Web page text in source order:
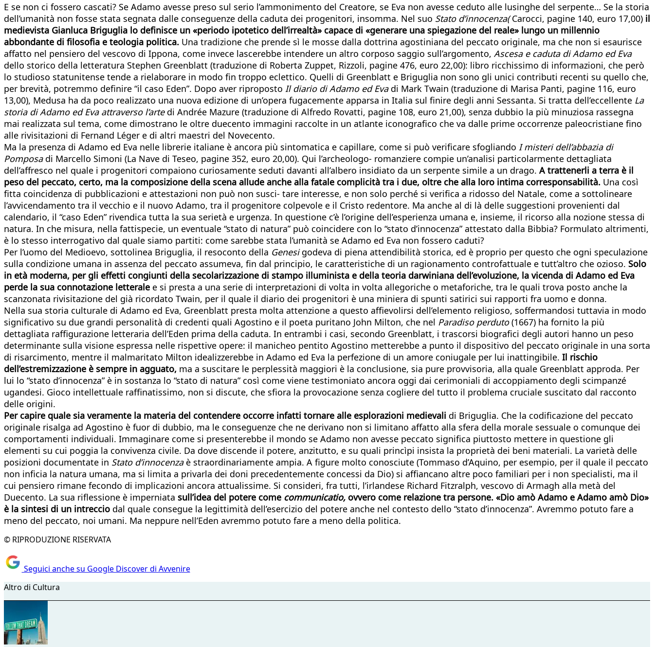
E se non ci fossero cascati? Se Adamo avesse preso sul serio l’ammonimento del Creatore, se Eva non avesse ceduto alle lusinghe del serpente… Se la storia
dell’umanità non fosse stata segnata dalle conseguenze della caduta dei progenitori, insomma. Nel suo Stato d’innocenza(Carocci, pagine 140, euro 17,00) il
medievista Gianluca Briguglia lo definisce un «periodo ipotetico dell’irrealtà» capace di «generare una spiegazione del reale» lungo un millennio
abbondante di filosofia e teologia politica. Una tradizione che prende sì le mosse dalla dottrina agostiniana del peccato originale, ma che non si esaurisce
affatto nel pensiero del vescovo di Ippona, come invece lascerebbe intendere un altro corposo saggio sull’argomento, Ascesa e caduta di Adamo ed Eva
dello storico della letteratura Stephen Greenblatt (traduzione di Roberta Zuppet, Rizzoli, pagine 476, euro 22,00): libro ricchissimo di informazioni, che però
lo studioso statunitense tende a rielaborare in modo fin troppo eclettico. Quelli di Greenblatt e Briguglia non sono gli unici contributi recenti su quello che,
per brevità, potremmo definire “il caso Eden”. Dopo aver riproposto Il diario di Adamo ed Evadi Mark Twain (traduzione di Marisa Panti, pagine 116, euro
13,00), Medusa ha da poco realizzato una nuova edizione di un’opera fugacemente apparsa in Italia sul finire degli anni Sessanta. Si tratta dell’eccellente La
storia di Adamo ed Eva attraverso l’artedi Andrée Mazure (traduzione di Alfredo Rovatti, pagine 108, euro 21,00), senza dubbio la più minuziosa rassegna
mai realizzata sul tema, come dimostrano le oltre duecento immagini raccolte in un atlante iconografico che va dalle prime occorrenze paleocristiane fino
alle rivisitazioni di Fernand Léger e di altri maestri del Novecento.
Ma la presenza di Adamo ed Eva nelle librerie italiane è ancora più sintomatica e capillare, come si può verificare sfogliando I misteri dell’abbazia di
Pomposadi Marcello Simoni (La Nave di Teseo, pagine 352, euro 20,00). Qui l’archeologo- romanziere compie un’analisi particolarmente dettagliata
dell’affresco nel quale i progenitori compaiono curiosamente seduti davanti all’albero insidiato da un serpente simile a un drago. A trattenerli a terra è il
peso del peccato, certo, ma la composizione della scena allude anche alla fatale complicità tra i due, oltre che alla loro intima corresponsabilità. Una così
fitta coincidenza di pubblicazioni e attestazioni non può non susci- tare interesse, e non solo perché si verifica a ridosso del Natale, come a sottolineare
l’avvicendamento tra il vecchio e il nuovo Adamo, tra il progenitore colpevole e il Cristo redentore. Ma anche al di là delle suggestioni provenienti dal
calendario, il “caso Eden” rivendica tutta la sua serietà e urgenza. In questione c’è l’origine dell’esperienza umana e, insieme, il ricorso alla nozione stessa di
natura. In che misura, nella fattispecie, un eventuale “stato di natura” può coincidere con lo “stato d’innocenza” attestato dalla Bibbia? Formulato altrimenti,
è lo stesso interrogativo dal quale siamo partiti: come sarebbe stata l’umanità se Adamo ed Eva non fossero caduti?
Per l’uomo del Medioevo, sottolinea Briguglia, il resoconto della Genesigodeva di piena attendibilità storica, ed è proprio per questo che ogni speculazione
sulla condizione umana in assenza del peccato assumeva, fin dal principio, le caratteristiche di un ragionamento controfattuale e tutt’altro che ozioso. Solo
in età moderna, per gli effetti congiunti della secolarizzazione di stampo illuminista e della teoria darwiniana dell’evoluzione, la vicenda di Adamo ed Eva
perde la sua connotazione letterale e si presta a una serie di interpretazioni di volta in volta allegoriche o metaforiche, tra le quali trova posto anche la
scanzonata rivisitazione del già ricordato Twain, per il quale il diario dei progenitori è una miniera di spunti satirici sui rapporti fra uomo e donna.
Nella sua storia culturale di Adamo ed Eva, Greenblatt presta molta attenzione a questo affievolirsi dell’elemento religioso, soffermandosi tuttavia in modo
significativo su due grandi personalità di credenti quali Agostino e il poeta puritano John Milton, che nel Paradiso perduto(1667) ha fornito la più
dettagliata raffigurazione letteraria dell’Eden prima della caduta. In entrambi i casi, secondo Greenblatt, i trascorsi biografici degli autori hanno un peso
determinante sulla visione espressa nelle rispettive opere: il manicheo pentito Agostino metterebbe a punto il dispositivo del peccato originale in una sorta
di risarcimento, mentre il malmaritato Milton idealizzerebbe in Adamo ed Eva la perfezione di un amore coniugale per lui inattingibile. Il rischio
dell’estremizzazione è sempre in agguato, ma a suscitare le perplessità maggiori è la conclusione, sia pure provvisoria, alla quale Greenblatt approda. Per
lui lo “stato d’innocenza” è in sostanza lo “stato di natura” così come viene testimoniato ancora oggi dai cerimoniali di accoppiamento degli scimpanzé
ugandesi. Gioco intellettuale raffinatissimo, non si discute, che sfiora la provocazione senza cogliere del tutto il problema cruciale suscitato dal racconto
delle origini.
Per capire quale sia veramente la materia del contendere occorre infatti tornare alle esplorazioni medievali di Briguglia. Che la codificazione del peccato
originale risalga ad Agostino è fuor di dubbio, ma le conseguenze che ne derivano non si limitano affatto alla sfera della morale sessuale o comunque dei
comportamenti individuali. Immaginare come si presenterebbe il mondo se Adamo non avesse peccato significa piuttosto mettere in questione gli
elementi su cui poggia la convivenza civile. Da dove discende il potere, anzitutto, e su quali princìpi insista la proprietà dei beni materiali. La varietà delle
posizioni documentate in Stato d’innocenzaè straordinariamente ampia. A figure molto conosciute (Tommaso d’Aquino, per esempio, per il quale il peccato
non inficia la natura umana, ma si limita a privarla dei doni precedentemente concessi da Dio) si affiancano altre poco familiari per i non specialisti, ma il
cui pensiero rimane fecondo di implicazioni ancora attualissime. Si consideri, fra tutti, l’irlandese Richard Fitzralph, vescovo di Armagh alla metà del
Duecento. La sua riflessione è imperniata sull’idea del potere come communicatio, ovvero come relazione tra persone. «Dio amò Adamo e Adamo amò Dio»
è la sintesi di un intreccio dal quale consegue la legittimità dell’esercizio del potere anche nel contesto dello “stato d’innocenza”. Avremmo potuto fare a
meno del peccato, noi umani. Ma neppure nell’Eden avremmo potuto fare a meno della politica.
© RIPRODUZIONE RISERVATA
Seguici anche su Google Discover di Avvenire
Altro di Cultura